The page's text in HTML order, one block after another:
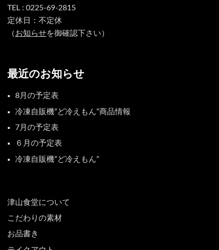
TEL : 0225-69-2815
定休日：不定休
（お知らせを御確認下さい）
最近のお知らせ
8月の予定表
冷凍自販機”ど冷えもん”商品情報
7月の予定表
６月の予定表
冷凍自販機”ど冷えもん”
津山食堂について
こだわりの素材
お品書き